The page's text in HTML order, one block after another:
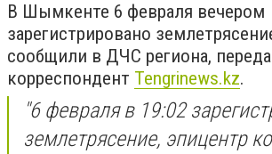
В Шымкенте 6 февраля вечером
зарегистрировано
сообщили в ДЧС региона,
корреспондент Tengrinews.kz.
"6 февраля в 19:02
землетрясение, эпицентр